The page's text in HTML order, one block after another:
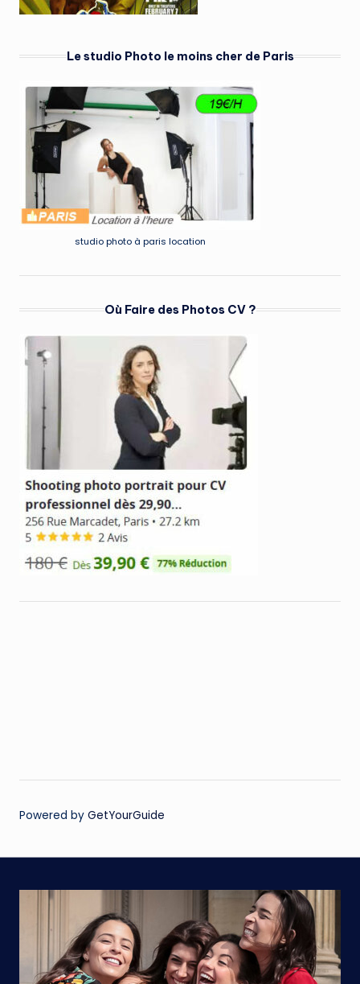
Le studio Photo le moins cher de Paris
studio photo à paris location
Où Faire des Photos CV ?
Powered by GetYourGuide